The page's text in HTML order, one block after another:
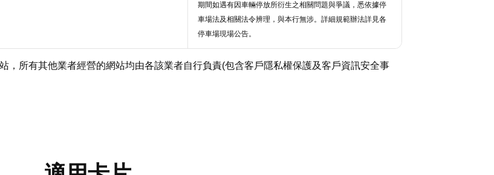
期間如遇有因車輛停放所衍生之相關問題與爭議，悉依據停
車場法及相關法令辨理，與本行無涉。詳細規範辦法詳見各
停車場現場公告。
，所有其他業者經營的網站均由各該業者自行負責(包含客戶隱私權保護及客戶資訊安全事